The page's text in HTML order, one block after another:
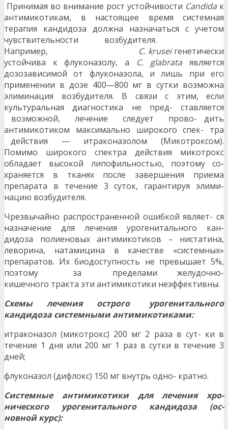
Принимая во внимание рост устойчивости Candida к
антимикотикам, в настоящее время системная
терапия кандидоза должна назначаться с учетом
чувствительности возбудителя.
Например, C. kruseiгенетически
устойчива к флуконазолу, а
C. glabrataявляется
дозозависимой от флуконазола, и лишь при его
применении в дозе 400—800 мг в сутки возможна
элиминация возбудителя. В связи с этим, если
культуральная диагностика не пред- ставляется
возможной, лечение следует прово- дить
антимикотиком максимально широкого спек- тра
действия — итраконазолом (Микотроксом).
Помимо широкого спектра действия микотрокс
обладает высокой липофильностью, поэтому со-
храняется в тканях после завершения приема
препарата в течение 3 суток, гарантируя элими-
нацию возбудителя.
Чрезвычайно распространенной ошибкой являет- ся
назначение для лечения урогенитального кан-
дидоза полиеновых антимикотиков – нистатина,
леворина, натамицина в качестве «системных»
препаратов. Их биодоступность не превышает 5%,
поэтому за пределами желудочно-
кишечного тракта эти антимикотики неэффективны.
Схемы лечения острого урогенитального
кандидоза системными антимикотиками:
итраконазол (микотрокс) 200 мг 2 раза в сут- ки в
течение 1 дня или 200 мг 1 раз в сутки в течение 3
дней;
флуконазол (дифлокс) 150 мг внутрь одно- кратно.
Системные антимикотики для лечения хро-
нического урогенитального кандидоза (ос-
новной курс):